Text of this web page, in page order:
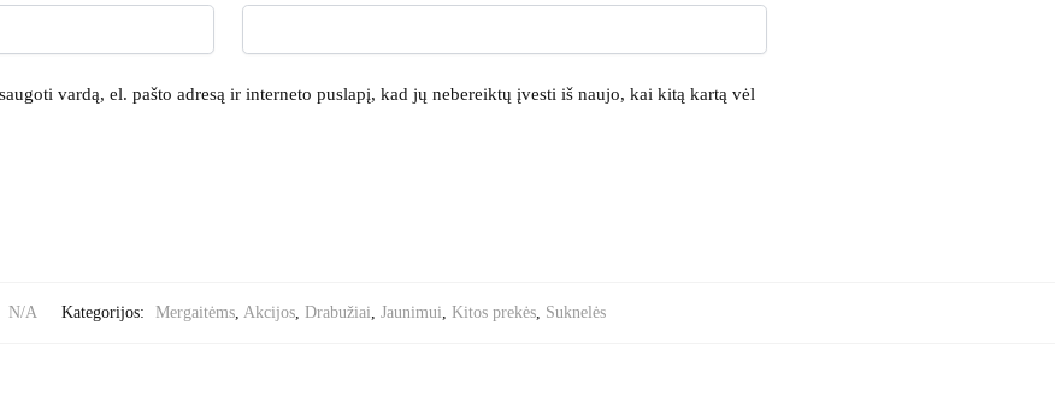
vardą, el. pašto adresą ir interneto puslapį, kad jų nebereiktų įvesti iš naujo, kai kitą kartą vėl
N/A Kategorijos: Mergaitėms, Akcijos, Drabužiai Jaunimui Kitos prekės, Suknelės